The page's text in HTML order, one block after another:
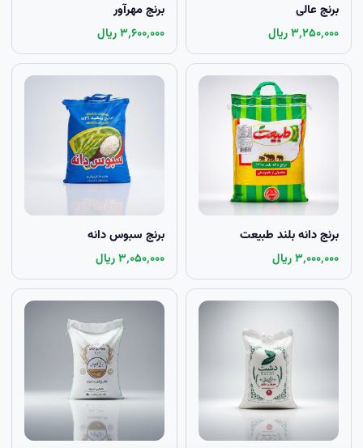
برنج عالی
۳٬۲۵۰٬۰۰۰ ریال
برنج مهرآور
۳٬۶۰۰٬۰۰۰ ریال
برنج دانه بلند طبیعت
۳٬۰۰۰٬۰۰۰ ریال
برنج سبوس دانه
۳٬۰۵۰٬۰۰۰ ریال